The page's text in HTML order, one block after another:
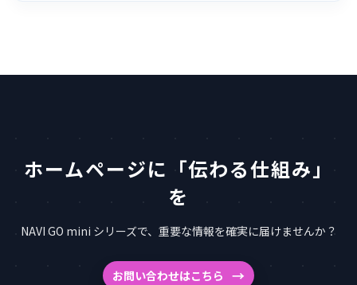
ホームページに「伝わる仕組み」
を
NAVI GO mini シリーズで、重要な情報を確実に届けませんか？
お問い合わせはこちら